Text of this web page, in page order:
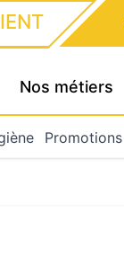
Nos métiers
Promotions